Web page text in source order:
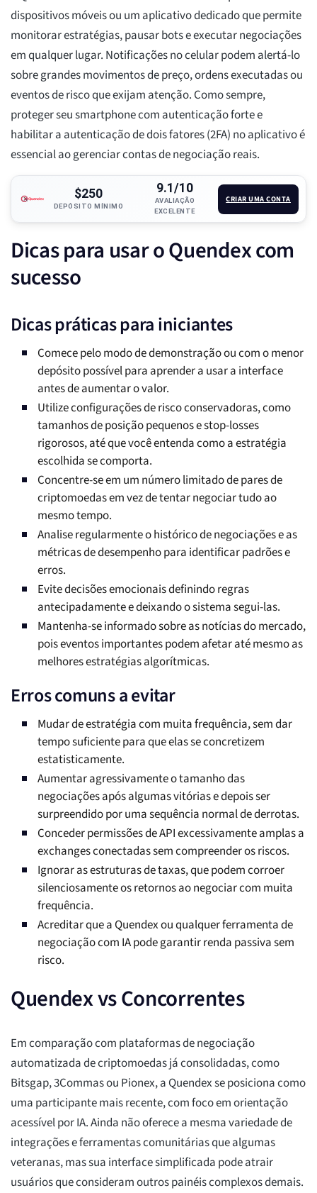
dispositivos móveis ou um aplicativo dedicado que permite
monitorar estratégias, pausar bots e executar negociações
em qualquer lugar. Notificações no celular podem alertá-lo
sobre grandes movimentos de preço, ordens executadas ou
eventos de risco que exijam atenção. Como sempre,
proteger seu smartphone com autenticação forte e
habilitar a autenticação de dois fatores (2FA) no aplicativo é
essencial ao gerenciar contas de negociação reais.
$250
DEPÓSITO MÍNIMO
9.1/10
AVALIAÇÃO
EXCELENTE
CRIAR UMA CONTA
Dicas para usar o Quendex com
sucesso
Dicas práticas para iniciantes
Comece pelo modo de demonstração ou com o menor
depósito possível para aprender a usar a interface
antes de aumentar o valor.
Utilize configurações de risco conservadoras, como
tamanhos de posição pequenos e stop-losses
rigorosos, até que você entenda como a estratégia
escolhida se comporta.
Concentre-se em um número limitado de pares de
criptomoedas em vez de tentar negociar tudo ao
mesmo tempo.
Analise regularmente o histórico de negociações e as
métricas de desempenho para identificar padrões e
erros.
Evite decisões emocionais definindo regras
antecipadamente e deixando o sistema segui-las.
Mantenha-se informado sobre as notícias do mercado,
pois eventos importantes podem afetar até mesmo as
melhores estratégias algorítmicas.
Erros comuns a evitar
Mudar de estratégia com muita frequência, sem dar
tempo suficiente para que elas se concretizem
estatisticamente.
Aumentar agressivamente o tamanho das
negociações após algumas vitórias e depois ser
surpreendido por uma sequência normal de derrotas.
Conceder permissões de API excessivamente amplas a
exchanges conectadas sem compreender os riscos.
Ignorar as estruturas de taxas, que podem corroer
silenciosamente os retornos ao negociar com muita
frequência.
Acreditar que a Quendex ou qualquer ferramenta de
negociação com IA pode garantir renda passiva sem
risco.
Quendex vs Concorrentes
Em comparação com plataformas de negociação
automatizada de criptomoedas já consolidadas, como
Bitsgap, 3Commas ou Pionex, a Quendex se posiciona como
uma participante mais recente, com foco em orientação
acessível por IA. Ainda não oferece a mesma variedade de
integrações e ferramentas comunitárias que algumas
veteranas, mas sua interface simplificada pode atrair
usuários que consideram outros painéis complexos demais.